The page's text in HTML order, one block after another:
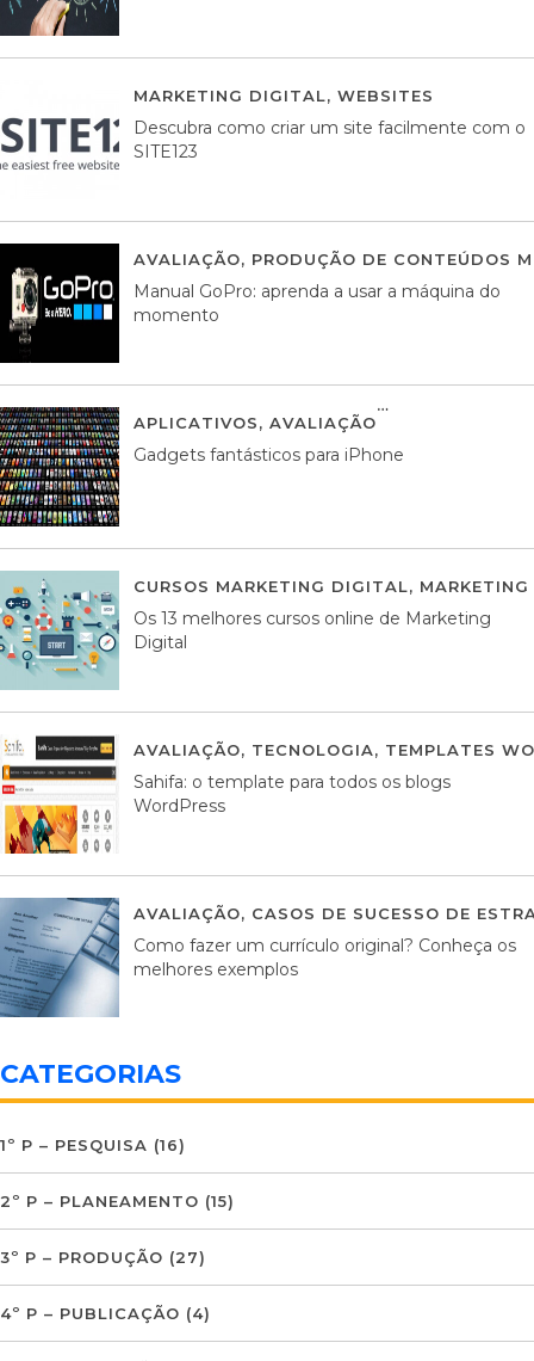
MARKETING DIGITAL, WEBSITES
Descubra como criar um site facilmente com o
SITE123
AVALIAÇÃO, PRODUÇÃO DE CONTEÚDOS
Manual GoPro: aprenda a usar a máquina do
momento
APLICATIVOS, AVALIAÇÃO
Gadgets fantásticos para iPhone
CURSOS MARKETING DIGITAL,
Os 13 melhores cursos online de Marketing
Digital
AVALIAÇÃO, TECNOLOGIA, TEMPLATES
Sahifa: o template para todos os blogs
WordPress
AVALIAÇÃO, CASOS DE SUCESSO DE
Como fazer um currículo original? Conheça os
melhores exemplos
CATEGORIAS
1º P – PESQUISA (16)
2º P – PLANEAMENTO (15)
3º P – PRODUÇÃO (27)
4º P – PUBLICAÇÃO (4)